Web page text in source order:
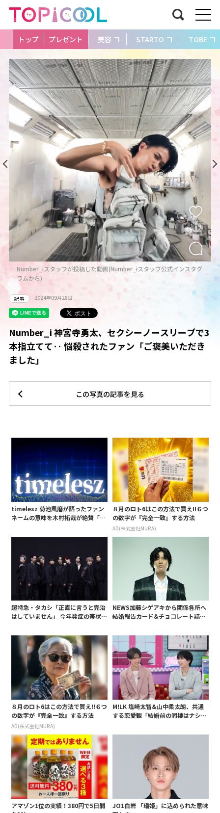
トップ プレゼント 美容 STARTO TOBE
Number_iスタッフが投稿した動画(Number_iスタッフ公式インスタグ
ラムから)
記事 2024年09月28日
Number_i 神宮寺勇太、セクシーノースリーブで3
本指立てて‥ 悩殺されたファン「ご褒美いただき
ました」
この写真の記事を見る
timelesz 菊池風磨が語ったファン
ネームの意味を木村拓哉が絶賛「考
８月のロト6はこの方法で買え!!６つ
の数字が『完全一致』する方法
AD(株式会社MURA)
超特急・タカシ「正直に言うと完治
はしていません」 今年発症の帯状疱
白 後遺症も語る
NEWS加藤シゲアキから関係各所へ
結婚報告カード&チョコレート詰め
も添えて
８月のロト6はこの方法で買え!!６つ
の数字が『完全一致』する方法
AD(株式会社MURA)
M!LK 塩崎太智&山中柔太朗、共通
する恋愛観「結婚前の同棲はナシ」
アマゾン1位の実績！380円で5日間
JO1白岩 「瑠姫」に込められた意味